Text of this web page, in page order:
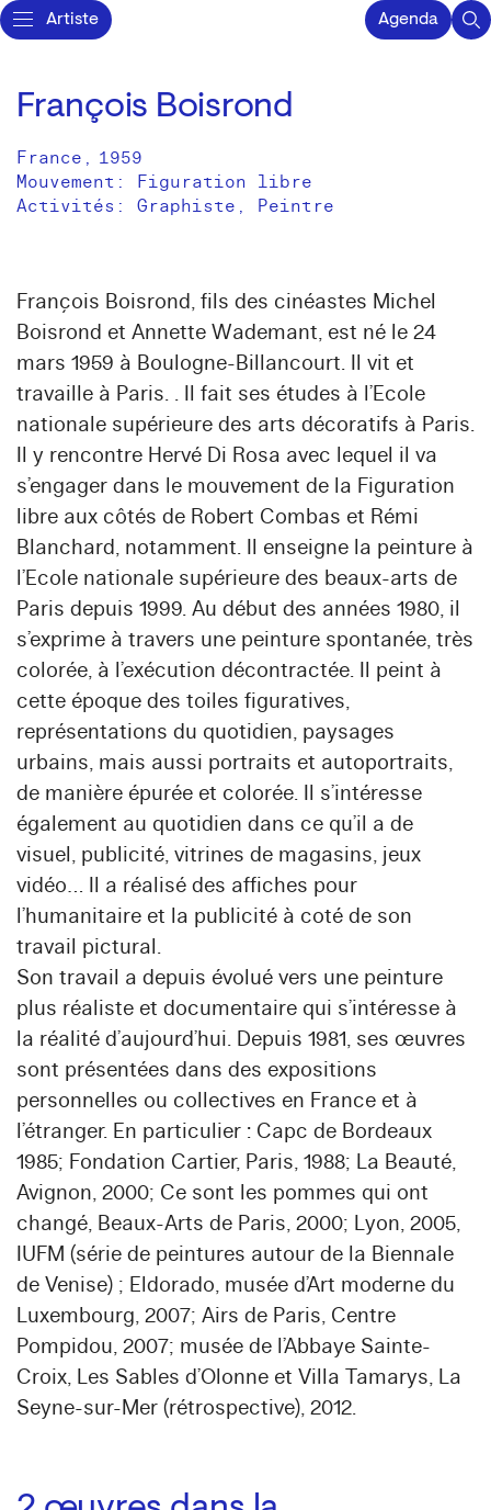
Artiste Agenda
François Boisrond
France , 1959
Mouvement: Figuration libre
Activités: Graphiste Peintre
François Boisrond, fils des cinéastes Michel
Boisrond et Annette Wademant, est né le 24
mars 1959 à Boulogne-Billancourt. Il vit et
travaille à Paris. . Il fait ses études à l’Ecole
nationale supérieure des arts décoratifs à Paris.
Il y rencontre Hervé Di Rosa avec lequel il va
s’engager dans le mouvement de la Figuration
libre aux côtés de Robert Combas et Rémi
Blanchard, notamment. Il enseigne la peinture à
l’Ecole nationale supérieure des beaux-arts de
Paris depuis 1999. Au début des années 1980, il
s’exprime à travers une peinture spontanée, très
colorée, à l’exécution décontractée. Il peint à
cette époque des toiles figuratives,
représentations du quotidien, paysages
urbains, mais aussi portraits et autoportraits,
de manière épurée et colorée. Il s’intéresse
également au quotidien dans ce qu’il a de
visuel, publicité, vitrines de magasins, jeux
vidéo… Il a réalisé des affiches pour
l’humanitaire et la publicité à coté de son
travail pictural.
Son travail a depuis évolué vers une peinture
plus réaliste et documentaire qui s’intéresse à
la réalité d’aujourd’hui. Depuis 1981, ses œuvres
sont présentées dans des expositions
personnelles ou collectives en France et à
l’étranger. En particulier : Capc de Bordeaux
1985; Fondation Cartier, Paris, 1988; La Beauté,
Avignon, 2000; Ce sont les pommes qui ont
changé, Beaux-Arts de Paris, 2000; Lyon, 2005,
IUFM (série de peintures autour de la Biennale
de Venise) ; Eldorado, musée d’Art moderne du
Luxembourg, 2007; Airs de Paris, Centre
Pompidou, 2007; musée de l’Abbaye Sainte-
Croix, Les Sables d’Olonne et Villa Tamarys, La
Seyne-sur-Mer (rétrospective), 2012.